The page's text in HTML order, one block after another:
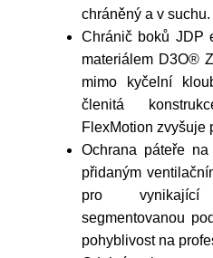
chráněný a v suchu.
Chránič boků JDP
materiálem D3O®
mimo kyčelní
členitá
FlexMotion zvyšuje
Ochrana páteře
přidaným
pro
segmentovanou
pohyblivost na